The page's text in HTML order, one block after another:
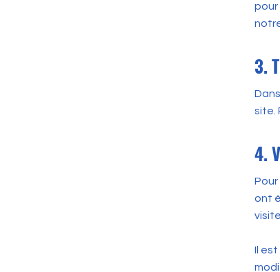
pour
3.
site.
4.
ont
Il